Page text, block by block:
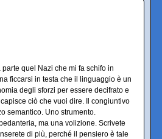
quel Nazi che mi fa schifo in
ficcarsi in testa che il linguaggio è un
degli sforzi per essere decifrato e
ciò che vuoi dire. Il congiuntivo
semantico. Uno strumento.
ma una volizione. Scrivete
di più, perché il pensiero è tale